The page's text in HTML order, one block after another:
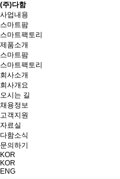
(주)다함
사업내용
스마트팜
스마트팩토리
제품소개
스마트팜
스마트팩토리
회사소개
회사개요
오시는 길
채용정보
고객지원
자료실
다함소식
문의하기
KOR
KOR
ENG